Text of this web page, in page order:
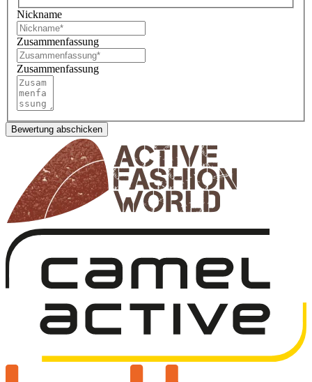
Nickname
Zusammenfassung
Zusammenfassung
Bewertung abschicken